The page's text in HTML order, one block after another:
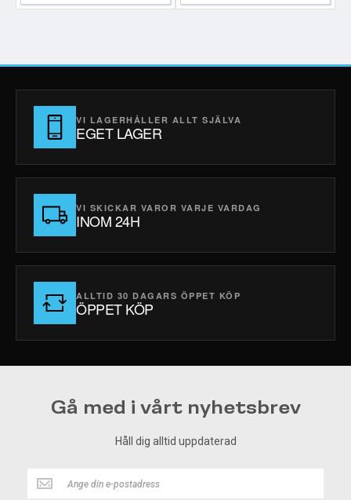
VI LAGERHÅLLER ALLT SJÄLVA
EGET LAGER
VI SKICKAR VAROR VARJE VARDAG
INOM 24H
ALLTID 30 DAGARS ÖPPET KÖP
ÖPPET KÖP
Gå med i vårt nyhetsbrev
Håll dig alltid uppdaterad
Håll
dig